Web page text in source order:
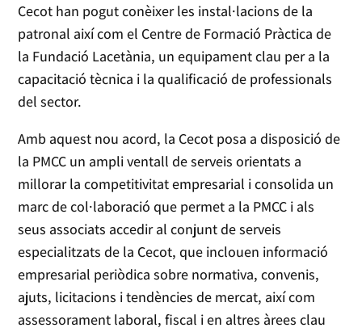
Cecot han pogut conèixer les instal·lacions de la
patronal així com el Centre de Formació Pràctica de
la Fundació Lacetània, un equipament clau per a la
capacitació tècnica i la qualificació de professionals
del sector.
Amb aquest nou acord, la Cecot posa a disposició de
la PMCC un ampli ventall de serveis orientats a
millorar la competitivitat empresarial i consolida un
marc de col·laboració que permet a la PMCC i als
seus associats accedir al conjunt de serveis
especialitzats de la Cecot, que inclouen informació
empresarial periòdica sobre normativa, convenis,
ajuts, licitacions i tendències de mercat, així com
assessorament laboral, fiscal i en altres àrees clau